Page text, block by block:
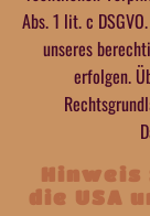
Abs. 1 lit. c
unseres
erfolgen.
Hinweis
die USA